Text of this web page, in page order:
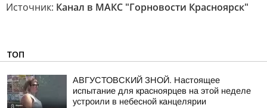
Источник: Канал в МАКС "Горновости Красноярск"
ТОП
АВГУСТОВСКИЙ ЗНОЙ. Настоящее
испытание для красноярцев на этой неделе
устроили в небесной канцелярии